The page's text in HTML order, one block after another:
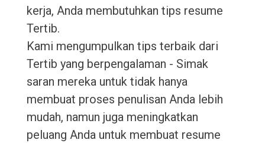
kerja, Anda membutuhkan tips resume
Tertib.
Kami mengumpulkan tips terbaik dari
Tertib yang berpengalaman - Simak
saran mereka untuk tidak hanya
membuat proses penulisan Anda lebih
mudah, namun juga meningkatkan
peluang Anda untuk membuat resume